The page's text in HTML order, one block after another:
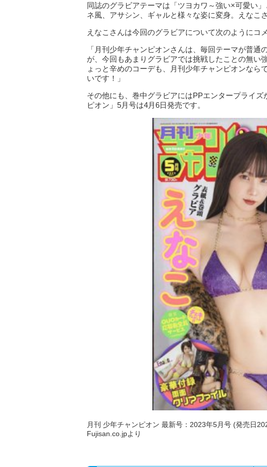
同誌のグラビアテーマは「ツヨカワ～強い×可愛い
ネ風、アサシン、ギャルと様々な姿に変身。えなこ
えなこさんは今回のグラビアについて次のようにコメ
「月刊少年チャンピオンさんは、毎回テーマが普
が、今回もあまりグラビアでは挑戦したことの無い
ょっと辛めのコーデも、月刊少年チャンピオンなら
いです！」
その他にも、巻中グラビアにはPPエンタープライ
ピオン」5月号は4月6日発売です。
月刊 少年チャンピオン 最新号：2023年5月号 (発売日
Fujisan.co.jpより